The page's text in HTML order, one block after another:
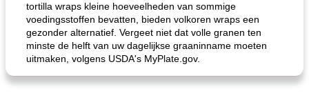
tortilla wraps kleine hoeveelheden van sommige
voedingsstoffen bevatten, bieden volkoren wraps een
gezonder alternatief. Vergeet niet dat volle granen ten
minste de helft van uw dagelijkse graaninname moeten
uitmaken, volgens USDA's MyPlate.gov.